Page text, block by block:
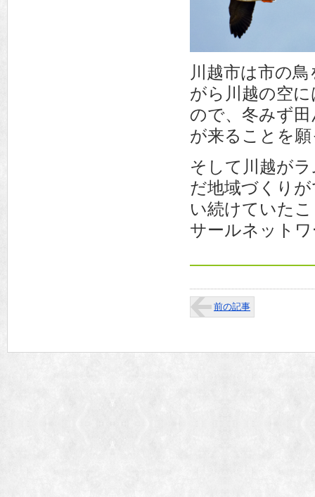
川越市は市の
がら川越の空
ので、冬みず
が来ることを
そして川越が
だ地域づくり
い続けていた
サールネット
前の記事